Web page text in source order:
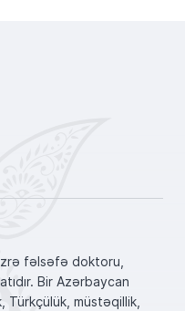
fəlsəfə doktoru,
Bir Azərbaycan
Türkçülük, müstəqillik,